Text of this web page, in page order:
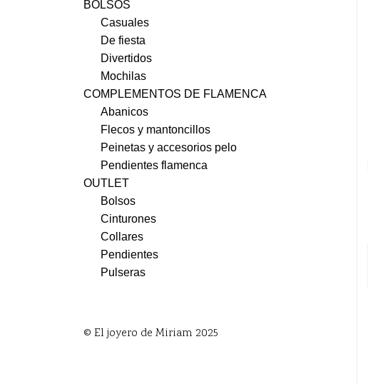
BOLSOS
Casuales
De fiesta
Divertidos
Mochilas
COMPLEMENTOS DE FLAMENCA
Abanicos
Flecos y mantoncillos
Peinetas y accesorios pelo
Pendientes flamenca
OUTLET
Bolsos
Cinturones
Collares
Pendientes
Pulseras
© El joyero de Miriam 2025